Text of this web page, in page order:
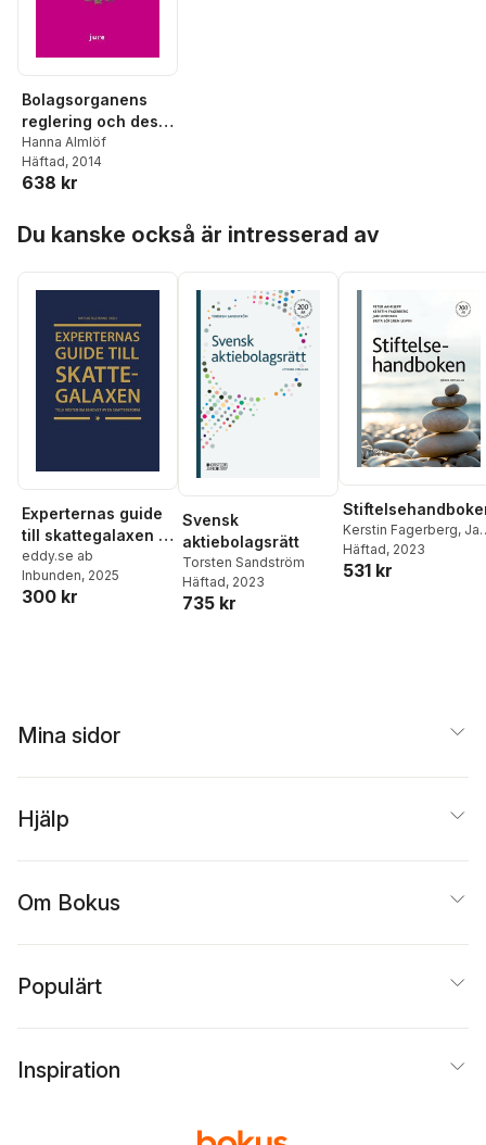
Bolagsorganens
reglering och dess
ändamålsenlighet :
en
aktiebolagsrättslig
ägarledda bolag
Hanna Almlöf
Häftad, 2014
638 kr
Du kanske också är intresserad av
Experternas guide
till skattegalaxen :
tolv röster om
behovet av en
skattereform
eddy.se ab
Inbunden, 2025
300 kr
Svensk
aktiebolagsrätt
Torsten Sandström
Häftad, 2023
735 kr
Kerstin Fagerberg, Jan
Lindman,Brita Löfgren
Lewin,Peter
Häftad, 2023
531 kr
Mina sidor
Hjälp
Om Bokus
Populärt
Inspiration